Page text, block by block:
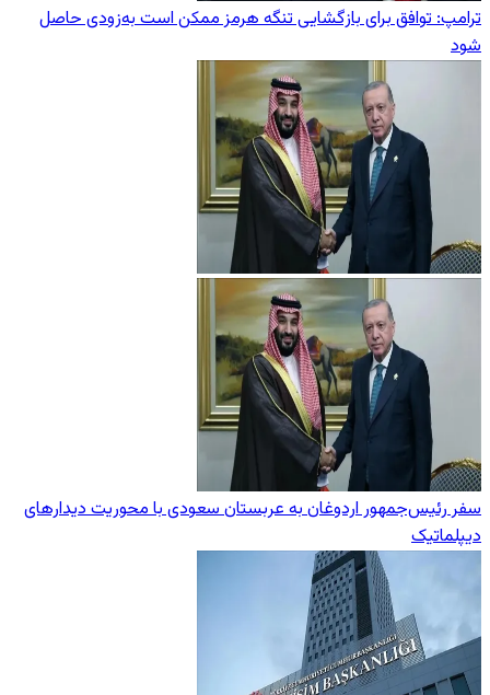
ترامپ: توافق برای بازگشایی تنگه هرمز ممکن است به‌زودی حاصل
شود
سفر رئیس‌جمهور اردوغان به عربستان سعودی با محوریت دیدارهای
دیپلماتیک